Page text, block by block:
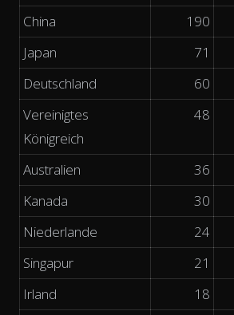
China
190
Japan
71
Deutschland
60
Vereinigtes
Königreich
48
Australien 36
Kanada
30
Niederlande
24
Singapur
21
Irland
18